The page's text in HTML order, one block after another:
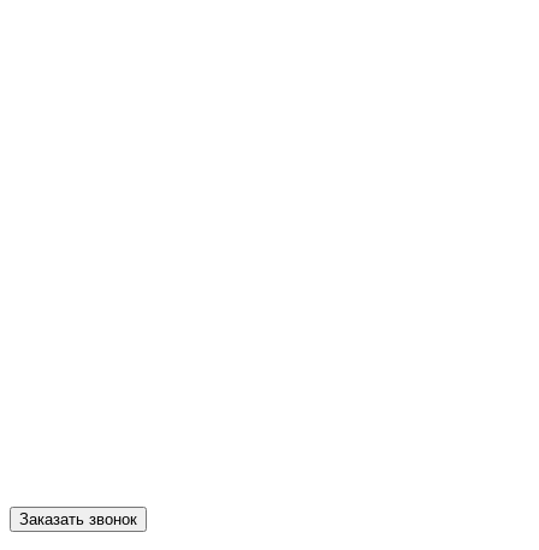
Заказать звонок